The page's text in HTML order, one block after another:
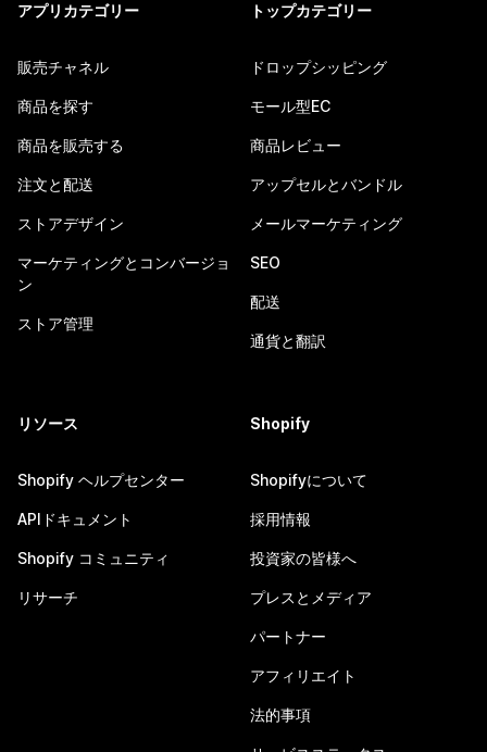
アプリカテゴリー
販売チャネル
商品を探す
商品を販売する
注文と配送
ストアデザイン
マーケティングとコンバージョ
ン
ストア管理
トップカテゴリー
ドロップシッピング
モール型EC
商品レビュー
アップセルとバンドル
メールマーケティング
SEO
配送
通貨と翻訳
リソース
Shopify ヘルプセンター
APIドキュメント
Shopify コミュニティ
リサーチ
Shopify
Shopifyについて
採用情報
投資家の皆様へ
プレスとメディア
パートナー
アフィリエイト
法的事項